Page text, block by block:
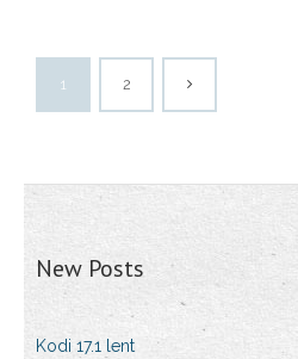
1 2
New Posts
Kodi 17.1 lent